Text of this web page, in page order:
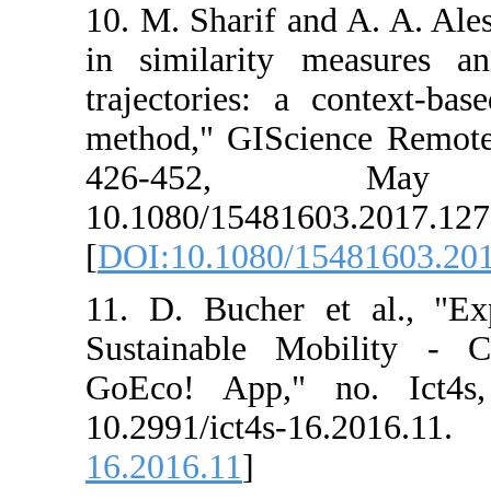
10. M. Sharif
in similarity
trajectories:
method,"
426-
10.1080/
[DOI:10.1080/
11. D.
Sustainable
GoEco!
10.2991/